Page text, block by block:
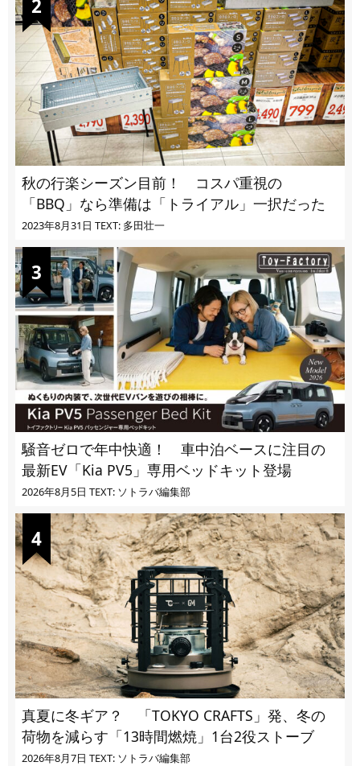
秋の行楽シーズン目前！ コスパ重視の
「BBQ」なら準備は「トライアル」一択だった
2023年8月31日 TEXT: 多田壮一
騒音ゼロで年中快適！ 車中泊ベースに注目の
最新EV「Kia PV5」専用ベッドキット登場
2026年8月5日 TEXT: ソトラバ編集部
真夏に冬ギア？ 「TOKYO CRAFTS」発、冬の
荷物を減らす「13時間燃焼」1台2役ストーブ
2026年8月7日 TEXT: ソトラバ編集部